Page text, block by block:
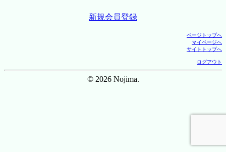
新規会員登録
ページトップへ
マイページへ
サイトトップへ
ログアウト
© 2026 Nojima.